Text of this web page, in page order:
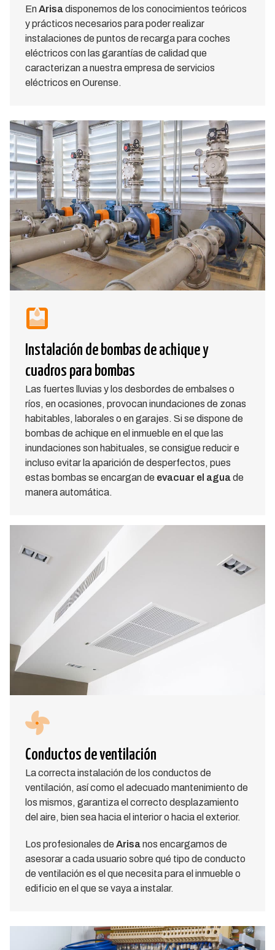
EnArisadisponemos de los conocimientos teóricos
y prácticos necesarios para poder realizar
instalaciones de puntos de recarga para coches
eléctricos con las garantías de calidad que
caracterizan a nuestra empresa de servicios
eléctricos en Ourense.
Instalación de bombas de achique y
cuadros para bombas
Las fuertes lluvias y los desbordes de embalses o
ríos, en ocasiones, provocan inundaciones de zonas
habitables, laborales o en garajes. Si se dispone de
bombas de achique en el inmueble en el que las
inundaciones son habituales, se consigue reducir e
incluso evitar la aparición de desperfectos, pues
estas bombas se encargan de evacuar el aguade
manera automática.
Conductos de ventilación
La correcta instalación de los conductos de
ventilación, así como el adecuado mantenimiento de
los mismos, garantiza el correcto desplazamiento
del aire, bien sea hacia el interior o hacia el exterior.
Los profesionales de Arisanos encargamos de
asesorar a cada usuario sobre qué tipo de conducto
de ventilación es el que necesita para el inmueble o
edificio en el que se vaya a instalar.